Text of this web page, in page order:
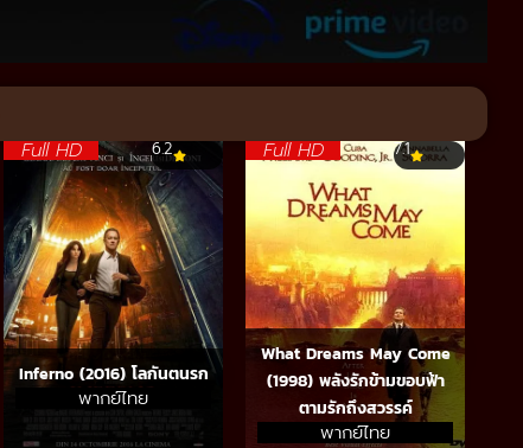
Full HD 6.2
Inferno (2016) โลกันตนรก
พากย์ไทย
Full HD 7.1
What Dreams May Come
(1998) พลังรักข้ามขอบฟ้า
ตามรักถึงสวรรค์
พากย์ไทย